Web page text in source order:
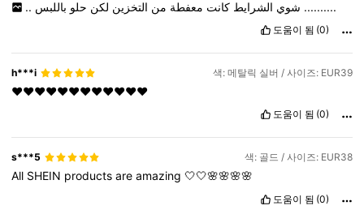
.. شوي الشرايطكانت معفطة من التخزين لكن حلو ..........
도움이 됨 (0)
h***i 색: 메탈릭 실버 / 사이즈: EUR39
❤️❤️❤️❤️❤️❤️❤️❤️❤️❤️❤️❤️
도움이 됨 (0)
s***5 색: 골드 / 사이즈: EUR38
All SHEIN productsareamazing🤍🤍🌸🌸🌸🌸
도움이 됨 (0)